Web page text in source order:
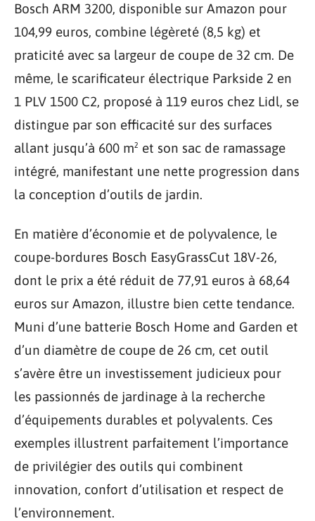
Bosch ARM 3200, disponible sur Amazon pour
104,99 euros, combine légèreté (8,5 kg) et
praticité avec sa largeur de coupe de 32 cm. De
même, le scarificateur électrique Parkside 2 en
1 PLV 1500 C2, proposé à 119 euros chez Lidl, se
distingue par son efficacité sur des surfaces
allant jusqu’à 600 m² et son sac de ramassage
intégré, manifestant une nette progression dans
la conception d’outils de jardin.
En matière d’économie et de polyvalence, le
coupe-bordures Bosch EasyGrassCut 18V-26,
dont le prix a été réduit de 77,91 euros à 68,64
euros sur Amazon, illustre bien cette tendance.
Muni d’une batterie Bosch Home and Garden et
d’un diamètre de coupe de 26 cm, cet outil
s’avère être un investissement judicieux pour
les passionnés de jardinage à la recherche
d’équipements durables et polyvalents. Ces
exemples illustrent parfaitement l’importance
de privilégier des outils qui combinent
innovation, confort d’utilisation et respect de
l’environnement.